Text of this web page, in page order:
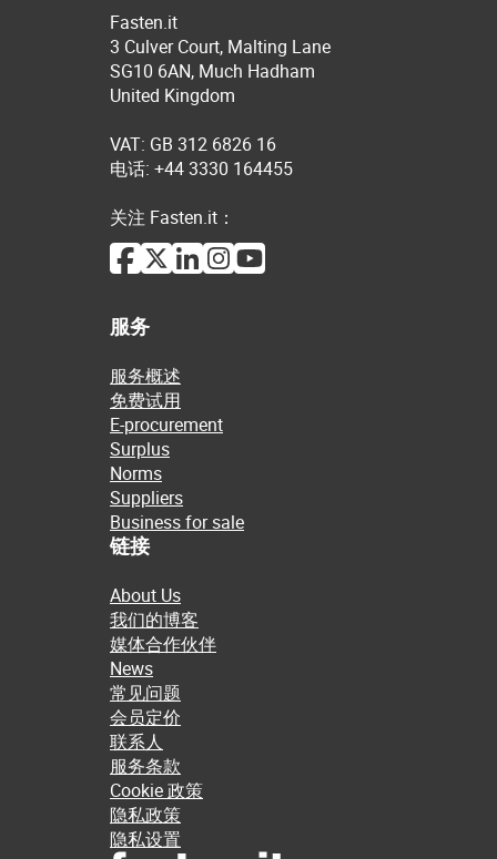
Fasten.it
3 Culver Court, Malting Lane
SG10 6AN, Much Hadham
United Kingdom
VAT: GB 312 6826 16
电话: +44 3330 164455
关注 Fasten.it：
服务
服务概述
免费试用
E-procurement
Surplus
Norms
Suppliers
Business for sale
链接
About Us
我们的博客
媒体合作伙伴
News
常见问题
会员定价
联系人
服务条款
Cookie 政策
隐私政策
隐私设置